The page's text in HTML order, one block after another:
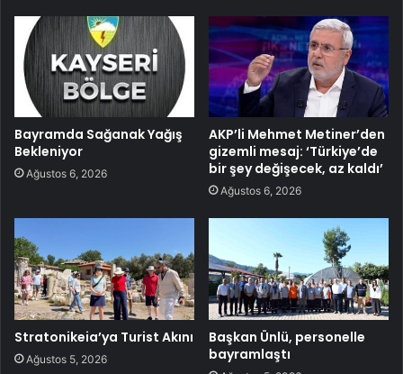
Bayramda Sağanak Yağış
Bekleniyor
Ağustos 6, 2026
AKP’li Mehmet Metiner’den
gizemli mesaj: ‘Türkiye’de
bir şey değişecek, az kaldı’
Ağustos 6, 2026
Stratonikeia’ya Turist Akını
Ağustos 5, 2026
Başkan Ünlü, personelle
bayramlaştı